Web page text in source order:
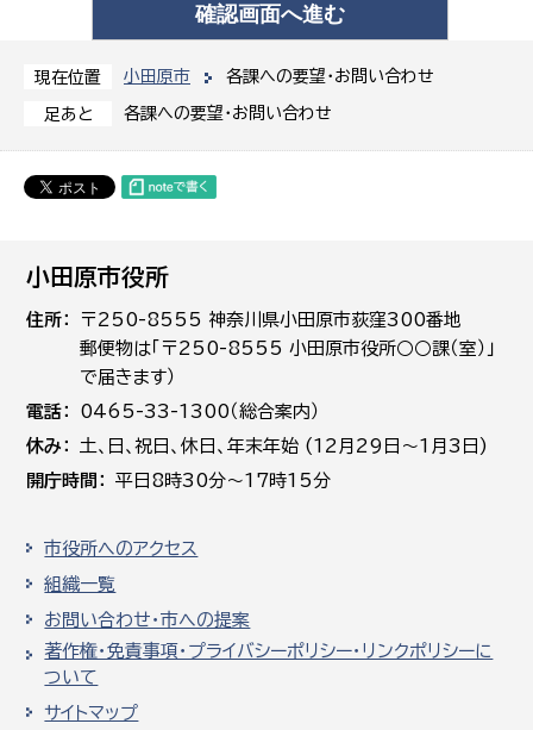
現在位置 小田原市 各課への要望・お問い合わせ
足あと 各課への要望・お問い合わせ
小田原市役所
住所
〒250-8555 神奈川県小田原市荻窪300番地
郵便物は「〒250-8555 小田原市役所○○課（室）」
で届きます）
電話
0465-33-1300（総合案内）
休み
土､日､祝日、休日、年末年始 (12月29日～1月3日)
開庁時間
平日8時30分～17時15分
市役所へのアクセス
組織一覧
お問い合わせ・市への提案
著作権・免責事項・プライバシーポリシー・リンクポリシーに
ついて
サイトマップ